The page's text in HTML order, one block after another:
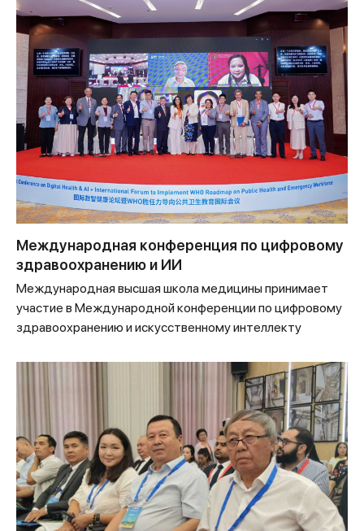
Международная конференция по цифровому
здравоохранению и ИИ
Международная высшая школа медицины принимает
участие в Международной конференции по цифровому
здравоохранению и искусственному интеллекту